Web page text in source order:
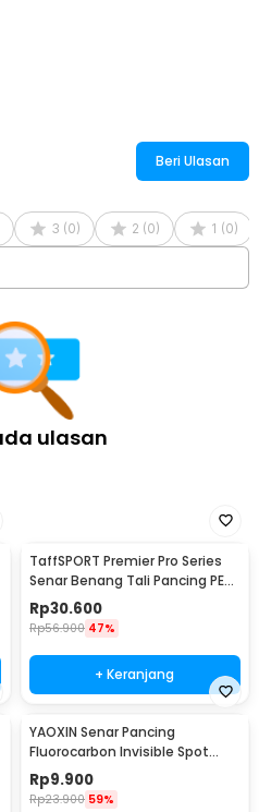
Beri Ulasan
3 (0) 2 (0) 1 (0)
ulasan
TaffSPORT Premier Pro Series
Senar Benang Tali Pancing PE
Braided 300M 0.23mm
Rp30.600
Rp56.900 47%
+ Keranjang
YAOXIN Senar Pancing
Fluorocarbon Invisible Spot
Fishing Line 100M 4.0 - OY0068
Rp9.900
Rp23.900 59%